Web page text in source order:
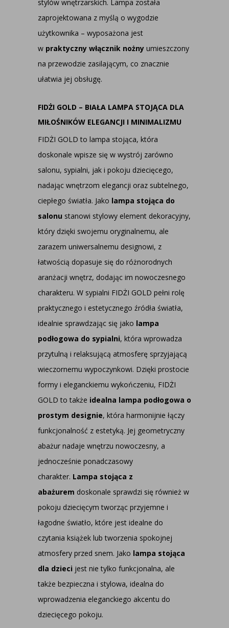
stylów wnętrzarskich. Lampa została
zaprojektowana z myślą o wygodzie
użytkownika – wyposażona jest
w praktyczny włącznik nożny umieszczony
na przewodzie zasilającym, co znacznie
ułatwia jej obsługę.
FIDŻI GOLD – BIAŁA LAMPA STOJĄCA DLA
MIŁOŚNIKÓW ELEGANCJI I MINIMALIZMU
FIDŻI GOLD to lampa stojąca, która
doskonale wpisze się w wystrój zarówno
salonu, sypialni, jak i pokoju dziecięcego,
nadając wnętrzom elegancji oraz subtelnego,
ciepłego światła. Jako lampa stojąca do
salonu stanowi stylowy element dekoracyjny,
który dzięki swojemu oryginalnemu, ale
zarazem uniwersalnemu designowi, z
łatwością dopasuje się do różnorodnych
aranżacji wnętrz, dodając im nowoczesnego
charakteru. W sypialni FIDŻI GOLD pełni rolę
praktycznego i estetycznego źródła światła,
idealnie sprawdzając się jako lampa
podłogowa do sypialni, która wprowadza
przytulną i relaksującą atmosferę sprzyjającą
wieczornemu wypoczynkowi. Dzięki prostocie
formy i eleganckiemu wykończeniu, FIDŻI
GOLD to także idealna lampa podłogowa o
prostym designie, która harmonijnie łączy
funkcjonalność z estetyką. Jej geometryczny
abażur nadaje wnętrzu nowoczesny, a
jednocześnie ponadczasowy
charakter. Lampa stojąca z
abażurem doskonale sprawdzi się również w
pokoju dziecięcym tworząc przyjemne i
łagodne światło, które jest idealne do
czytania książek lub tworzenia spokojnej
atmosfery przed snem. Jako lampa stojąca
dla dzieci jest nie tylko funkcjonalna, ale
także bezpieczna i stylowa, idealna do
wprowadzenia eleganckiego akcentu do
dziecięcego pokoju.